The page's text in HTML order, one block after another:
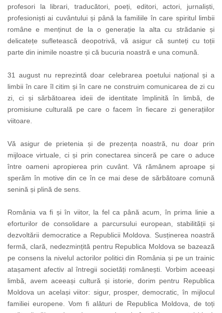
profesori la librari, traducători, poeți, editori, actori, jurnaliști,
profesioniști ai cuvântului și până la familiile în care spiritul limbii
române e menținut de la o generație la alta cu strădanie și
delicatețe sufletească deopotrivă, vă asigur că sunteți cu toții
parte din inimile noastre și că bucuria noastră e una comună.
31 august nu reprezintă doar celebrarea poetului național și a
limbii în care îl citim și în care ne construim comunicarea de zi cu
zi, ci și sărbătoarea ideii de identitate împlinită în limbă, de
promisiune culturală pe care o facem în fiecare zi generațiilor
viitoare.
Vă asigur de prietenia și de prezența noastră, nu doar prin
mijloace virtuale, ci și prin conectarea sinceră pe care o aduce
între oameni apropierea prin cuvânt. Vă rămânem aproape și
sperăm în motive din ce în ce mai dese de sărbătoare comună
senină și plină de sens.
România va fi și în viitor, la fel ca până acum, în prima linie a
eforturilor de consolidare a parcursului european, stabilității și
dezvoltării democratice a Republicii Moldova. Susținerea noastră
fermă, clară, nedezmințită pentru Republica Moldova se bazează
pe consens la nivelul actorilor politici din România și pe un trainic
atașament afectiv al întregii societăți românești. Vorbim aceeași
limbă, avem aceeași cultură și istorie, dorim pentru Republica
Moldova un același viitor: sigur, prosper, democratic, în mijlocul
familiei europene. Vom fi alături de Republica Moldova, de toți